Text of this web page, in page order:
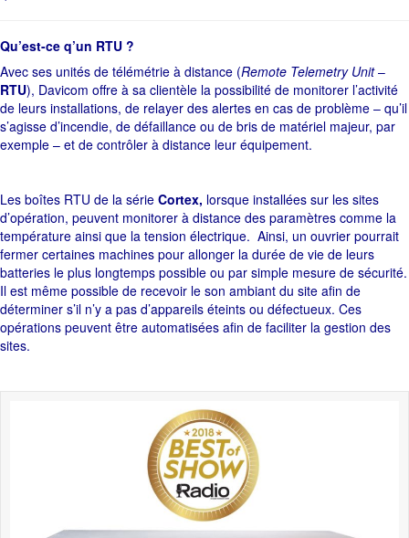
Qu’est-ce q’un RTU ?
Avec ses unités de télémétrie à distance (Remote Telemetry Unit–
RTU), Davicom offre à sa clientèle la possibilité de monitorer l’activité
de leurs installations, de relayer des alertes en cas de problème – qu’il
s’agisse d’incendie, de défaillance ou de bris de matériel majeur, par
exemple – et de contrôler à distance leur équipement.
Les boîtes RTU de la série Cortex, lorsque installées sur les sites
d’opération, peuvent monitorer à distance des paramètres comme la
température ainsi que la tension électrique. Ainsi, un ouvrier pourrait
fermer certaines machines pour allonger la durée de vie de leurs
batteries le plus longtemps possible ou par simple mesure de sécurité.
Il est même possible de recevoir le son ambiant du site afin de
déterminer s’il n’y a pas d’appareils éteints ou défectueux. Ces
opérations peuvent être automatisées afin de faciliter la gestion des
sites.